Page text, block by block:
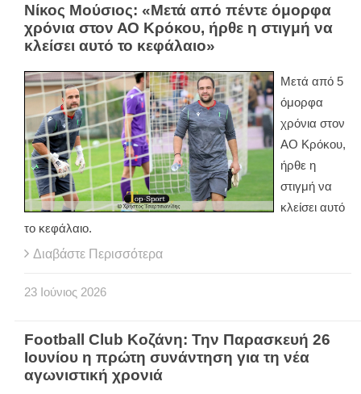
Νίκος Μούσιος: «Μετά από πέντε όμορφα
χρόνια στον ΑΟ Κρόκου, ήρθε η στιγμή να
κλείσει αυτό το κεφάλαιο»
Μετά από 5
όμορφα
χρόνια στον
ΑΟ Κρόκου,
ήρθε η
στιγμή να
κλείσει αυτό
το κεφάλαιο.
Διαβάστε Περισσότερα
23 Ιούνιος 2026
Football Club Κοζάνη: Την Παρασκευή 26
Ιουνίου η πρώτη συνάντηση για τη νέα
αγωνιστική χρονιά